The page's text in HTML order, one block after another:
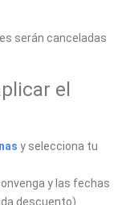
serán canceladas
el
y selecciona tu
y las fechas
descuento).